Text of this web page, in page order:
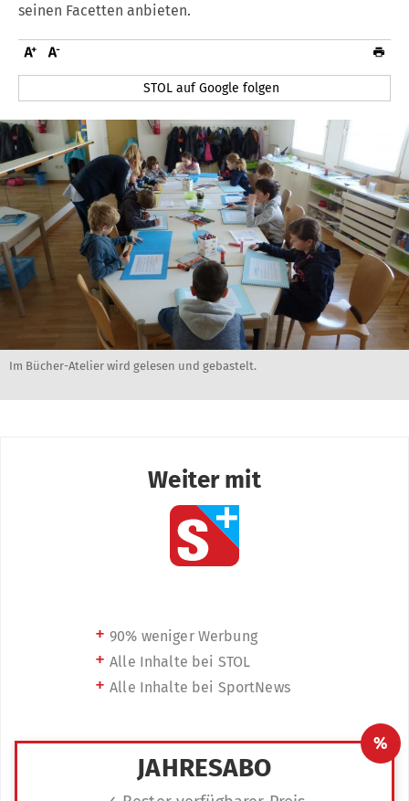
seinen Facetten anbieten.
STOL auf Google folgen
Im Bücher-Atelier wird gelesen und gebastelt.